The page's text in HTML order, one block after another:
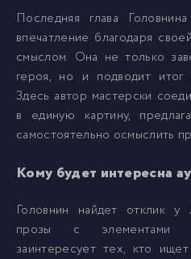
Golovnin_025
26 Golovnin_026
29 Golovnin_029
Последняя глава
впечатление благодаря
смыслом. Она не только
героя, но и подводит итог
Здесь автор мастерски
в единую картину,
самостоятельно осмыслить
Кому будет интересна
Головнин найдет отклик у
прозы с элементами
заинтересует тех, кто